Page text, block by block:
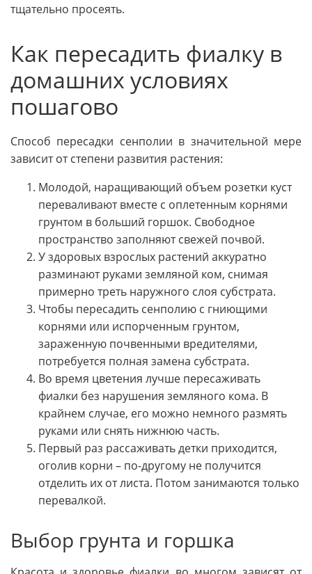
тщательно просеять.
Как пересадить фиалку в
домашних условиях
пошагово
Способ пересадки сенполии в значительной мере
зависит от степени развития растения:
Молодой, наращивающий объем розетки куст
переваливают вместе с оплетенным корнями
грунтом в больший горшок. Свободное
пространство заполняют свежей почвой.
У здоровых взрослых растений аккуратно
разминают руками земляной ком, снимая
примерно треть наружного слоя субстрата.
Чтобы пересадить сенполию с гниющими
корнями или испорченным грунтом,
зараженную почвенными вредителями,
потребуется полная замена субстрата.
Во время цветения лучше пересаживать
фиалки без нарушения земляного кома. В
крайнем случае, его можно немного размять
руками или снять нижнюю часть.
Первый раз рассаживать детки приходится,
оголив корни – по-другому не получится
отделить их от листа. Потом занимаются только
перевалкой.
Выбор грунта и горшка